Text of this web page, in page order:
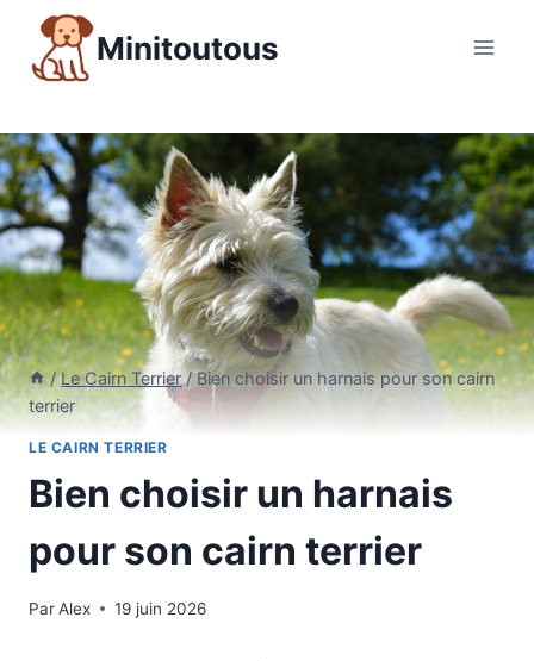
contenu
Minitoutous
/ Le Cairn Terrier / Bien choisir un harnais pour son cairn
terrier
LE CAIRN TERRIER
Bien choisir un harnais
pour son cairn terrier
ParAlex 19 juin 2026